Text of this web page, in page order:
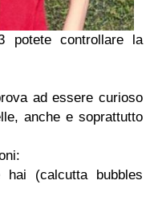
potete controllare la
ad essere curioso
anche e soprattutto
(calcutta bubbles